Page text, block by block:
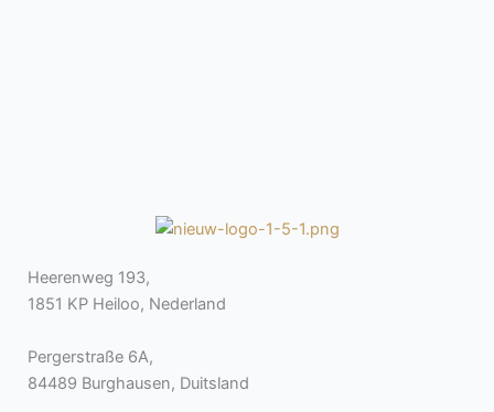
Heerenweg 193,
1851 KP Heiloo, Nederland
Pergerstraße 6A,
84489 Burghausen, Duitsland